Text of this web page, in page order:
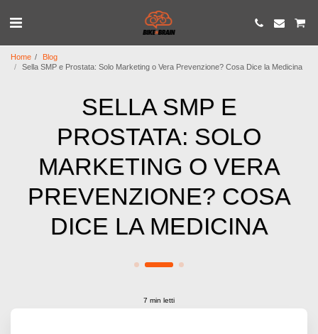
Home
Blog
Sella SMP e Prostata: Solo Marketing o Vera Prevenzione? Cosa Dice la Medicina
SELLA SMP E
PROSTATA: SOLO
MARKETING O VERA
PREVENZIONE? COSA
DICE LA MEDICINA
7 min letti